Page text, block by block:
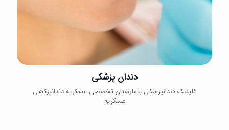
دندان پزشکی
کلینیک دندانپزشکی بیمارستان تخصصی عسکریه دندانپزکشی
عسکریه